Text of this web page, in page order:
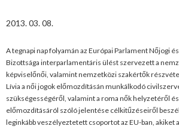
2013. 03. 08.
A tegnapi nap folyamán az Európai Parlament Nőjogi
Bizottsága interparlamentáris ülést szervezett a
képviselőnői, valamint nemzetközi szakértők
Lívia a női jogok előmozdításán munkálkodó
szükségességéről, valamint a roma nők helyzetéről
előmozdításáról szóló jelentése célkitűzéseiről
leginkább veszélyeztetett csoportot az EU-ban, akiket